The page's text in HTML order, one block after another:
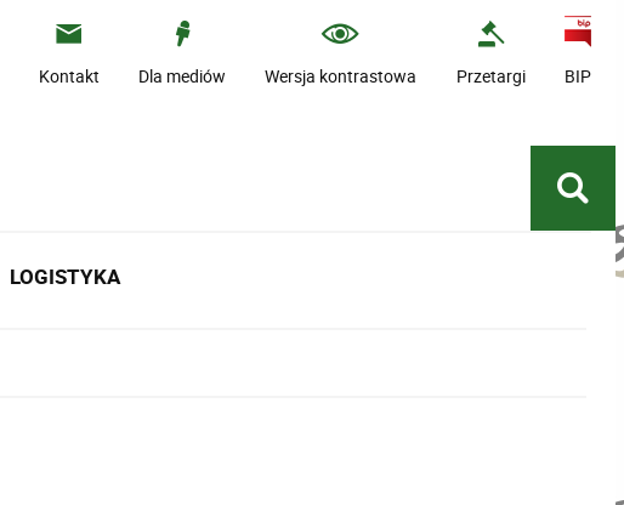
Kontakt Dla mediów Wersja kontrastowa Przetargi BIP
LOGISTYKA